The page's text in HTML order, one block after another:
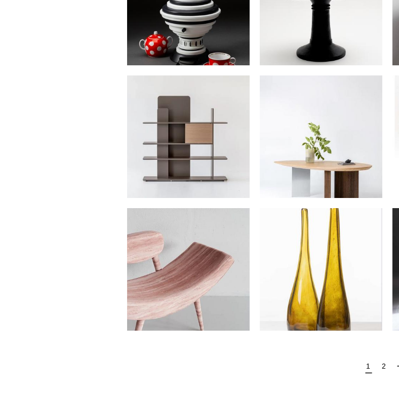
120 000 pуб. 215 000 pуб.
Стеллаж Ритмы
188 000 pуб.
Стол Тишаль
535 000 pуб.
Кресло "LOUBOUTIN"
123 000 pуб.
Ваза интерьерная CRAIN
от 13 500 pуб.
1 2